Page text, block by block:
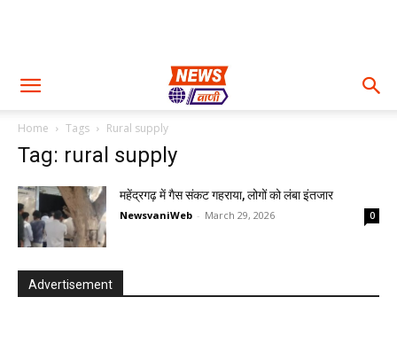
Home Tags Rural supply
Tag: rural supply
महेंद्रगढ़ में गैस संकट गहराया, लोगों को लंबा इंतजार
NewsvaniWeb - March 29, 2026 0
Advertisement